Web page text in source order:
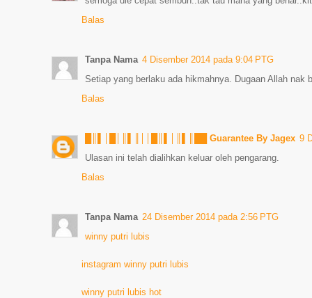
Balas
Tanpa Nama 4 Disember 2014 pada 9:04 PTG
Setiap yang berlaku ada hikmahnya. Dugaan Allah
Balas
█║▌│█│║▌║││█║▌│║▌║██ Guarantee By Jagex 9
Ulasan ini telah dialihkan keluar oleh pengarang.
Balas
Tanpa Nama 24 Disember 2014 pada 2:56 PTG
winny putri lubis
instagram winny putri lubis
winny putri lubis hot